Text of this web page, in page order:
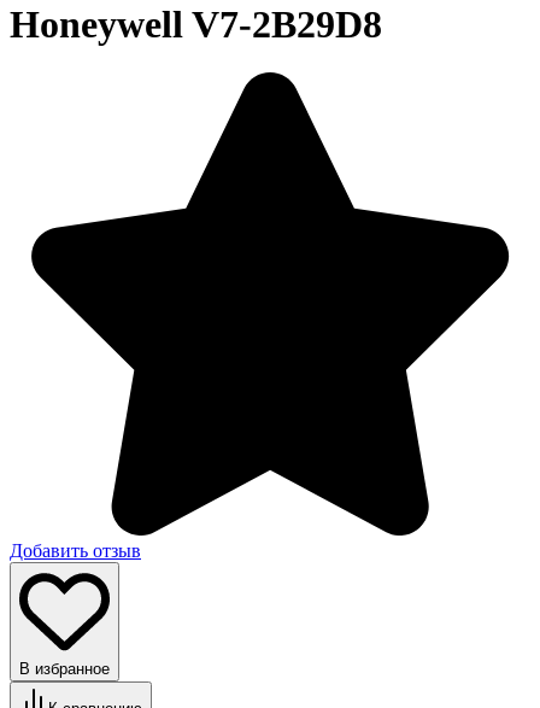
Honeywell V7-2B29D8
Добавить отзыв
В избранное